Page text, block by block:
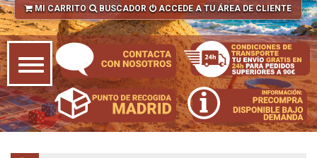
MI CARRITO BUSCADOR ACCEDE A TU ÁREA DE CLIENTE